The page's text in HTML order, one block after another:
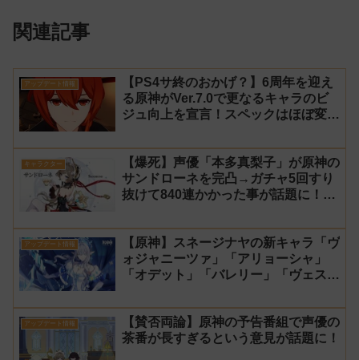
関連記事
アップデート情報
【PS4サ終のおかげ？】6周年を迎え
る原神がVer.7.0で更なるキャラのビ
ジュ向上を宣言！スペックはほぼ変わ
キャラクター
【爆死】声優「本多真梨子」が原神の
サンドローネを完凸→ガチャ5回すり
抜けて840連かかった事が話題に！
アップデート情報
【原神】スネージナヤの新キャラ「ヴ
ォジャニーツァ」「アリョーシャ」
「オデット」「バレリー」「ヴェス
「アナスターシャ・フョードロヴナ・
スネージナヤ」が一斉に発表！【声優
氷神 第10位】
アップデート情報
【賛否両論】原神の予告番組で声優の
茶番が長すぎるという意見が話題に！